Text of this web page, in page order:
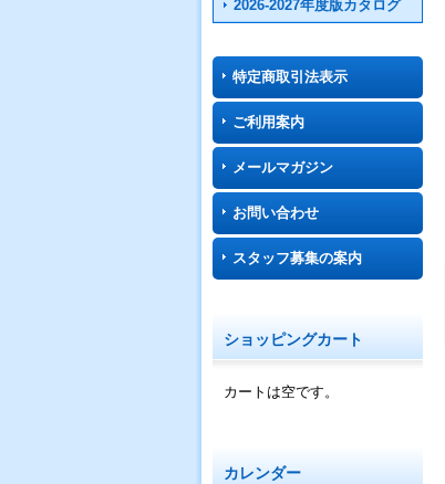
2026-2027年度版カタログ
特定商取引法表示
ご利用案内
メールマガジン
お問い合わせ
スタッフ募集の案内
ショッピングカート
カートは空です。
カレンダー